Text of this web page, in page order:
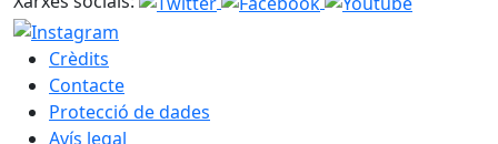
Crèdits
Contacte
Protecció de dades
Avís legal